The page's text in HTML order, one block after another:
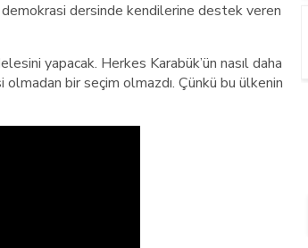
dersinde kendilerine destek veren
yapacak. Herkes Karabük’ün nasıl daha
bir seçim olmazdı. Çünkü bu ülkenin